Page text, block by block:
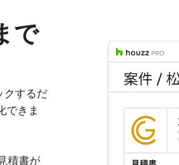
で
クするだ
できま
積書が